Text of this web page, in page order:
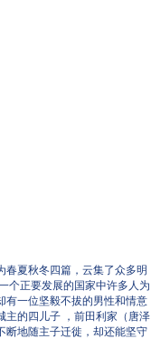
秋冬四篇，云集了众多明
正要发展的国家中许多人为
有一位坚毅不拔的男性和情意
主的四儿子 ，前田利家（唐泽
断地随主子迁徙，却还能坚守